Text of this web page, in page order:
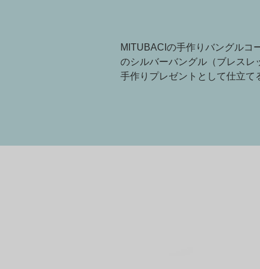
MITUBACIの手作りバングルコ
のシルバーバングル（ブレスレ
手作りプレゼントとして仕立て